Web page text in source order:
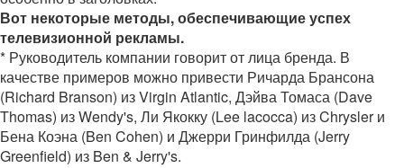
Вот некоторые методы, обеспечивающие успех
телевизионной рекламы.
* Руководитель компании говорит от лица бренда. В
качестве примеров можно привести Ричарда Брансона
(Richard Branson) из Virgin Atlantic, Дэйва Томаса (Dave
Thomas) из Wendy's, Ли Якокку (Lee lacocca) из Chrysler и
Бена Коэна (Ben Cohen) и Джерри Гринфилда (Jerry
Greenfield) из Ben & Jerry's.